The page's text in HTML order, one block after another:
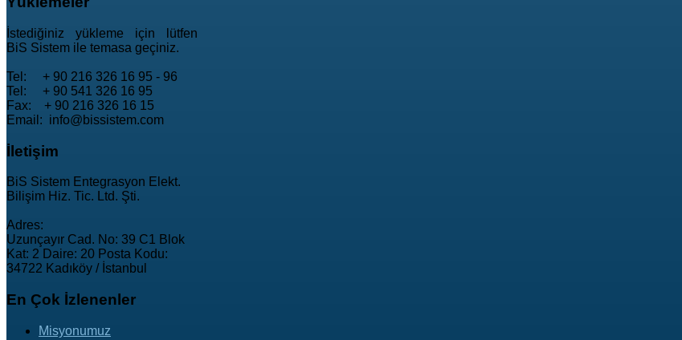
İstediğiniz yükleme için lütfen
BiS Sistem ile temasa geçiniz.
Tel: + 90 216 326 16 95 - 96
Tel: + 90 541 326 16 95
Fax: + 90 216 326 16 15
Email: info@bissistem.com
İletişim
BiS Sistem Entegrasyon Elekt.
Bilişim Hiz. Tic. Ltd. Şti.
Adres:
Uzunçayır Cad. No: 39 C1 Blok
Kat: 2 Daire: 20 Posta Kodu:
34722 Kadıköy / İstanbul
En Çok İzlenenler
Misyonumuz